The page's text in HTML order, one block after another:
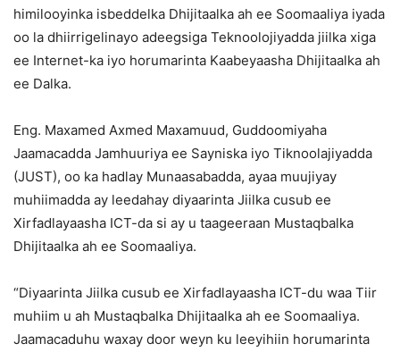
himilooyinka isbeddelka Dhijitaalka ah ee Soomaaliya iyada
oo la dhiirrigelinayo adeegsiga Teknoolojiyadda jiilka xiga
ee Internet-ka iyo horumarinta Kaabeyaasha Dhijitaalka ah
ee Dalka.
Eng. Maxamed Axmed Maxamuud, Guddoomiyaha
Jaamacadda Jamhuuriya ee Sayniska iyo Tiknoolajiyadda
(JUST), oo ka hadlay Munaasabadda, ayaa muujiyay
muhiimadda ay leedahay diyaarinta Jiilka cusub ee
Xirfadlayaasha ICT-da si ay u taageeraan Mustaqbalka
Dhijitaalka ah ee Soomaaliya.
“Diyaarinta Jiilka cusub ee Xirfadlayaasha ICT-du waa Tiir
muhiim u ah Mustaqbalka Dhijitaalka ah ee Soomaaliya.
Jaamacaduhu waxay door weyn ku leeyihiin horumarinta